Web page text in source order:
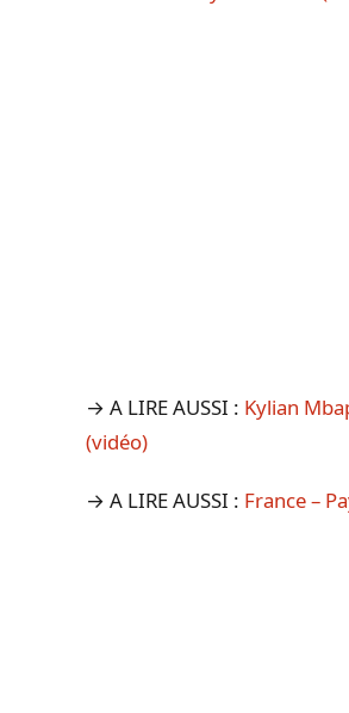
→ A LIRE AUSSI : Kylian
(vidéo)
→ A LIRE AUSSI : France –